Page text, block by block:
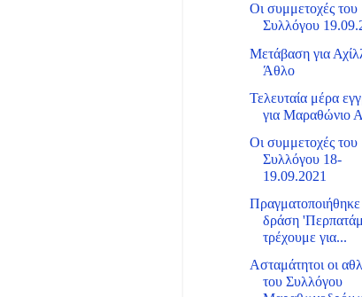
Οι συμμετοχές του
Συλλόγου
Μετάβαση για
Άθλο
Τελευταία μέρα
για Μαραθώνιο
Οι συμμετοχές του
Συλλόγου 18-
19.09.2021
δράση
τρέχουμε για...
Ασταμάτητοι οι
του Συλλόγου